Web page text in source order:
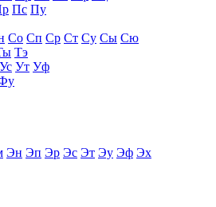
Пс Пу
Со Сп Ср Ст Су Сы Сю
Тэ
Ус Ут Уф
Эн Эп Эр Эс Эт Эу Эф Эх